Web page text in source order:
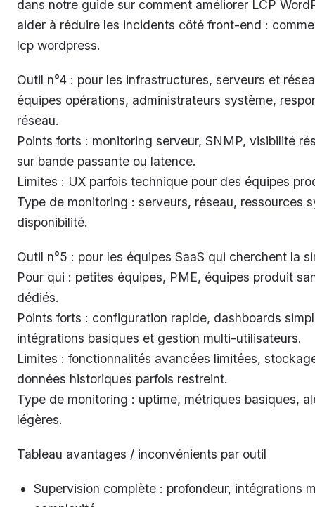
dans notre guide sur comment améliorer LCP
aider à réduire les incidents côté front-end :
lcp wordpress.
Outil n°4 : pour les infrastructures, serveurs et
équipes opérations, administrateurs système,
réseau.
Points forts : monitoring serveur, SNMP, visibilité
sur bande passante ou latence.
Limites : UX parfois technique pour des équipes
Type de monitoring : serveurs, réseau, ressources
disponibilité.
Outil n°5 : pour les équipes SaaS qui cherchent la
Pour qui : petites équipes, PME, équipes produit
dédiés.
Points forts : configuration rapide, dashboards
intégrations basiques et gestion multi-utilisateurs.
Limites : fonctionnalités avancées limitées,
données historiques parfois restreint.
Type de monitoring : uptime, métriques basiques,
légères.
Tableau avantages / inconvénients par outil
Supervision complète : profondeur, intégrations